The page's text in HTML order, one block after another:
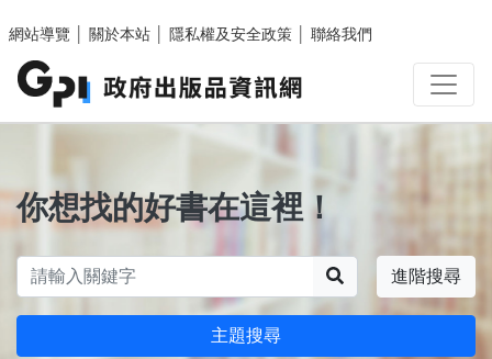
網站導覽
關於本站 隱私權及安全政策 聯絡我們
你想找的好書在這裡！
進階搜尋
主題搜尋